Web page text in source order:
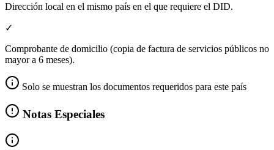
Dirección local en el mismo país en el que requiere el DID.
✓
Comprobante de domicilio (copia de factura de servicios públicos no
mayor a 6 meses).
Solo se muestran los documentos requeridos para este país
Notas Especiales